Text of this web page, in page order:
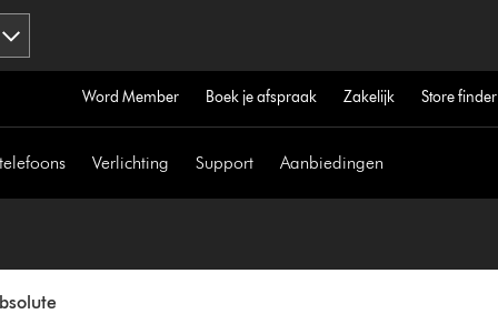
Word Member Boek je afspraak Zakelijk Store finder
Verlichting Support Aanbiedingen